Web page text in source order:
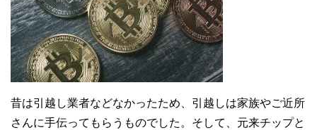
昔は引越し業者などなかったため、引越しは家族やご近所
さんに手伝ってもらうものでした。そして、元来チップと